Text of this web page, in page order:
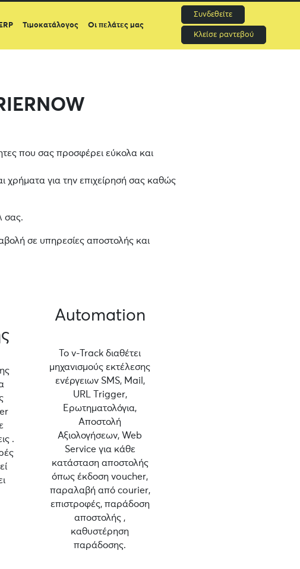
Τιμοκατάλογος Οι πελάτες μας
Συνδεθείτε
Κλείσε ραντεβού
που σας προσφέρει εύκολα και
χρήματα για την επιχείρησή σας καθώς
σας.
σε υπηρεσίες αποστολής και
.
Automation
Το v-Track διαθέτει
μηχανισμούς εκτέλεσης
ενέργειων SMS, Mail,
URL Τrigger,
Ερωτηματολόγια,
Αποστολή
Αξιολογήσεων, Web
Service για κάθε
κατάσταση αποστολής
όπως έκδοση voucher,
παραλαβή από courier,
επιστροφές, παράδοση
αποστολής ,
καθυστέρηση
παράδοσης.